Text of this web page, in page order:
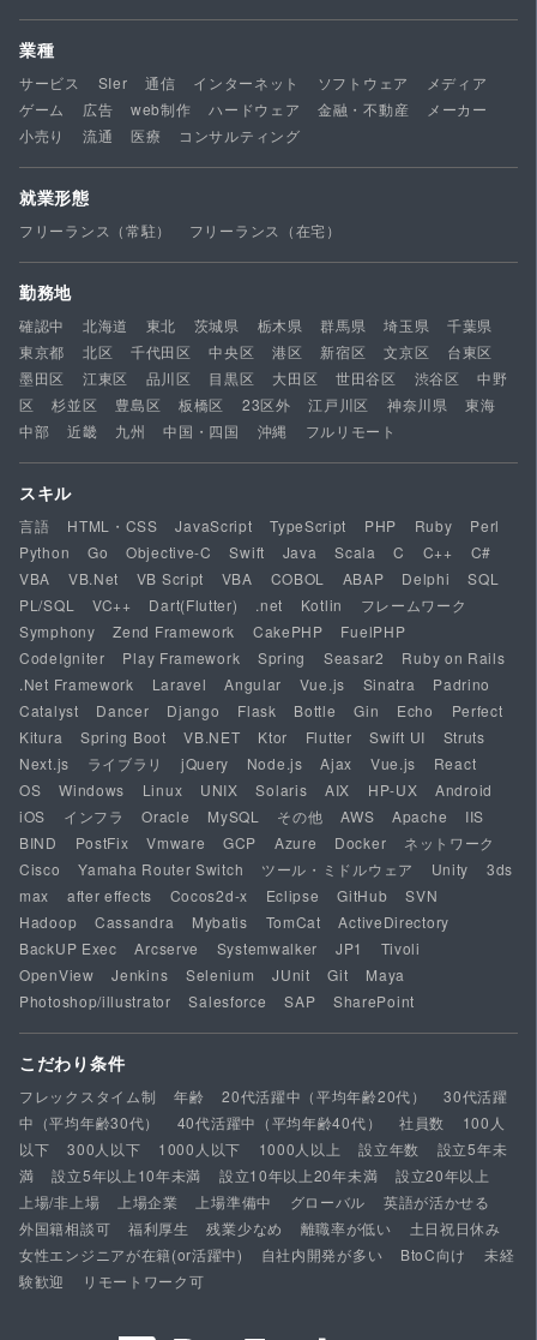
業種
サービス SIer 通信 インターネット ソフトウェア
メディア
ゲーム
広告 web制作 ハードウェア 金融・不動産
メーカー
小売り
流通 医療 コンサルティング
就業形態
フリーランス（常駐） フリーランス（在宅）
勤務地
確認中 北海道 東北 茨城県 栃木県 群馬県 埼玉県
千葉県
東京都
北区 千代田区 中央区 港区 新宿区 文京区
台東区
墨田区
江東区 品川区 目黒区 大田区 世田谷区 渋谷区
中野
区
杉並区 豊島区 板橋区 23区外 江戸川区 神奈川県
東海
中部
近畿 九州 中国・四国 沖縄 フルリモート
スキル
言語 HTML・CSS JavaScript TypeScript PHP Ruby
Perl
Python
Go Objective-C Swift Java Scala C C++
C#
VBA
VB.Net VB Script VBA COBOL ABAP Delphi
SQL
PL/SQL
VC++ Dart(Flutter) .net Kotlin
フレームワーク
Symphony
Zend Framework CakePHP
FuelPHP
CodeIgniter
Play Framework Spring Seasar2
Ruby on Rails
.Net Framework
Laravel Angular Vue.js Sinatra
Padrino
Catalyst
Dancer Django Flask Bottle Gin Echo
Perfect
Kitura
Spring Boot VB.NET Ktor Flutter Swift UI
Struts
Next.js
ライブラリ jQuery Node.js Ajax Vue.js
React
OS
Windows Linux UNIX Solaris AIX HP-UX
Android
iOS
インフラ Oracle MySQL その他 AWS Apache
IIS
BIND
PostFix Vmware GCP Azure Docker
ネットワーク
Cisco
Yamaha Router Switch ツール・ミドルウェア Unity
3ds
max
after effects Cocos2d-x Eclipse GitHub
SVN
Hadoop
Cassandra Mybatis TomCat
ActiveDirectory
BackUP Exec
Arcserve Systemwalker JP1
Tivoli
OpenView
Jenkins Selenium JUnit Git
Maya
Photoshop/illustrator
Salesforce SAP SharePoint
こだわり条件
フレックスタイム制 年齢 20代活躍中（平均年齢20代）
30代活躍
中（平均年齢30代）
40代活躍中（平均年齢40代） 社員数
100人
以下
300人以下 1000人以下 1000人以上 設立年数
設立5年未
満
設立5年以上10年未満 設立10年以上20年未満
設立20年以上
上場/非上場
上場企業 上場準備中 グローバル
英語が活かせる
外国籍相談可
福利厚生 残業少なめ 離職率が低い
土日祝日休み
女性エンジニアが在籍(or活躍中)
自社内開発が多い BtoC向け
未経
験歓迎
リモートワーク可